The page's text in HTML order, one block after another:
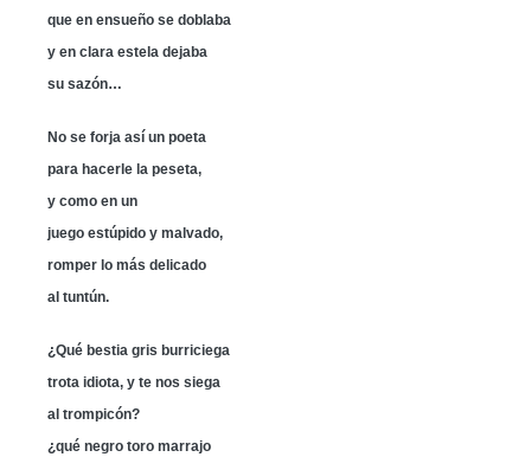
que en ensueño se doblaba
y en clara estela dejaba
su sazón…
No se forja así un poeta
para hacerle la peseta,
y como en un
juego estúpido y malvado,
romper lo más delicado
al tuntún.
¿Qué bestia gris burriciega
trota idiota, y te nos siega
al trompicón?
¿qué negro toro marrajo